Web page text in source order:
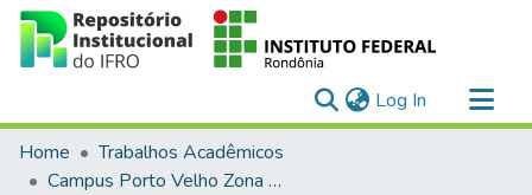
Log In (current)
Communities & Collections
All of DSpace
Home
Trabalhos Acadêmicos
Campus Porto Velho Zona Norte